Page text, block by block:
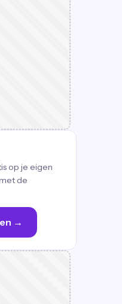
op je eigen
de
→